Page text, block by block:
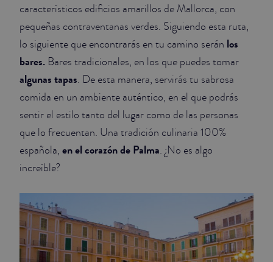
característicos edificios amarillos de Mallorca, con
pequeñas contraventanas verdes. Siguiendo esta ruta,
lo siguiente que encontrarás en tu camino serán los
bares. Bares tradicionales, en los que puedes tomar
algunas tapas. De esta manera, servirás tu sabrosa
comida en un ambiente auténtico, en el que podrás
sentir el estilo tanto del lugar como de las personas
que lo frecuentan. Una tradición culinaria 100%
española, en el corazón de Palma. ¿No es algo
increíble?